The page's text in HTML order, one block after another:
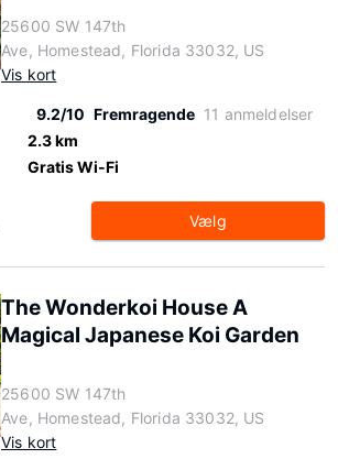
25600 SW 147th
Ave, Homestead, Florida 33032, US
Vis kort
9.2/10 Fremragende 11 anmeldelser
2.3 km
Gratis Wi-Fi
Vælg
The Wonderkoi House A
Magical Japanese Koi Garden
25600 SW 147th
Ave, Homestead, Florida 33032, US
Vis kort